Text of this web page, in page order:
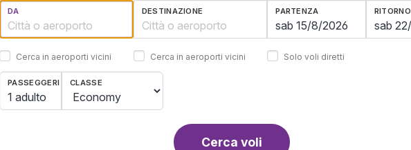
DA
Cerca in aeroporti vicini
DESTINAZIONE
Cerca in aeroporti vicini
PARTENZA RITORNO
Solo voli diretti
PASSEGGERI
1 adulto
CLASSE
Cerca voli